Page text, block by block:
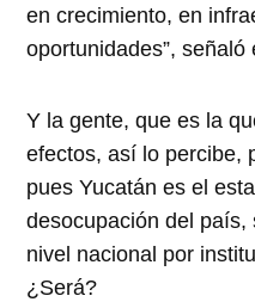
en crecimiento, en
oportunidades”, señaló
Y la gente, que es la
efectos, así lo percibe,
pues Yucatán es el
desocupación del
nivel nacional por
¿Será?